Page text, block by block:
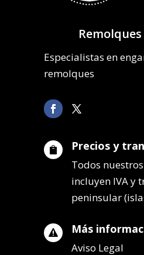
Especialistas en
remolques
 Precios y
Todos
incluyen IVA y
peninsular
 Más
Aviso Legal